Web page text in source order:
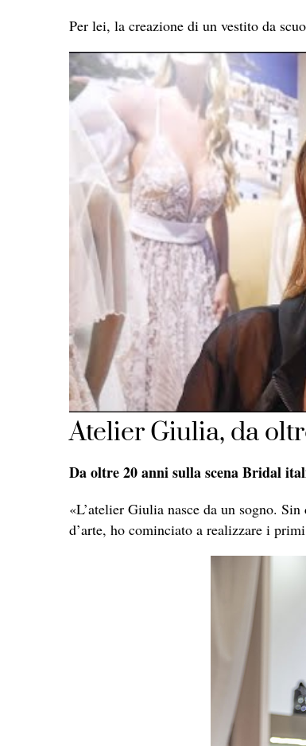
Per lei, la creazione di un vestito da
Atelier Giulia, da
Da oltre 20 anni sulla scena Bridal
«L’atelier Giulia nasce da un sogno.
d’arte, ho cominciato a realizzare i